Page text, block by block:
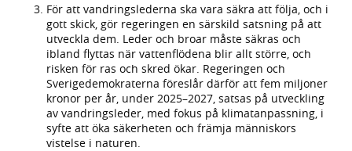
För att vandringslederna ska vara säkra att följa, och i
gott skick, gör regeringen en särskild satsning på att
utveckla dem. Leder och broar måste säkras och
ibland flyttas när vattenflödena blir allt större, och
risken för ras och skred ökar. Regeringen och
Sverigedemokraterna föreslår därför att fem miljoner
kronor per år, under 2025–2027, satsas på utveckling
av vandringsleder, med fokus på klimatanpassning, i
syfte att öka säkerheten och främja människors
vistelse i naturen.